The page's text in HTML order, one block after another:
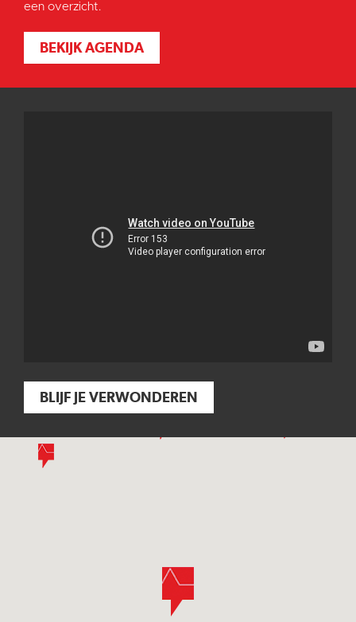
een overzicht.
BEKIJK AGENDA
BLIJF JE VERWONDEREN